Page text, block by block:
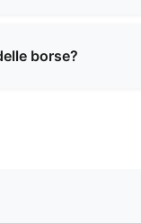
borse?